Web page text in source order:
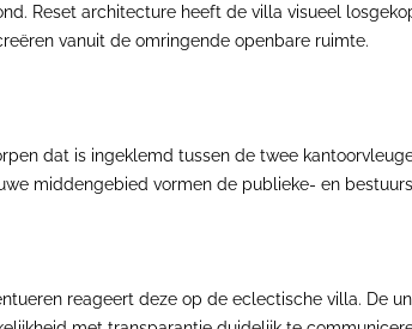
Reset architecture heeft de villa visueel
vanuit de omringende openbare ruimte.
dat is ingeklemd tussen de twee
middengebied vormen de publieke- en
reageert deze op de eclectische villa. De